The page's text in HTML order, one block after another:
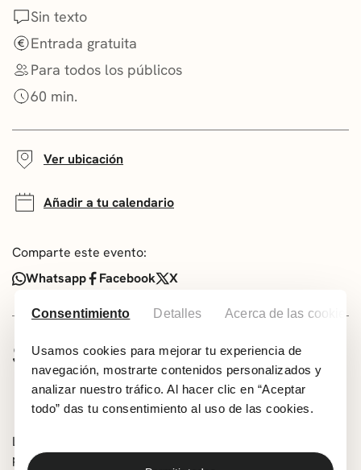
Consentimiento Detalles Acerca de las cookies
Usamos cookies para mejorar tu experiencia de
navegación, mostrarte contenidos personalizados y
analizar nuestro tráfico. Al hacer clic en “Aceptar
todo” das tu consentimiento al uso de las cookies.
Sin texto
Entrada gratuita
Para todos los públicos
60 min.
Ver ubicación
Añadir a tu calendario
Comparte este evento:
Whatsapp
Facebook X
SOBRE LA OBRA
Idioma: sin texto.
60 min.
La compañía getxotarra nos propone un viaje de tres
piezas de danza contemporánea. La primera de ellas nos